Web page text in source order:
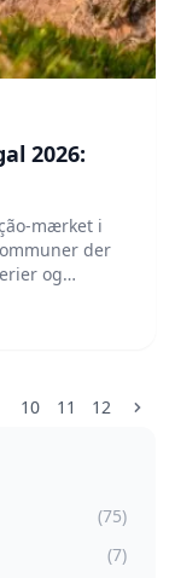
2026:
mærket i
der
og
10 11 12
(75)
(7)